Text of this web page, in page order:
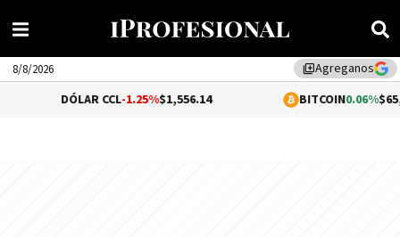
library_addAgreganos
8/8/2026
-1.25%$1,556.14 0.06%$65,038.02